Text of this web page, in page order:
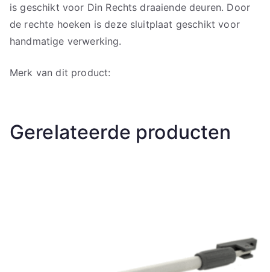
is geschikt voor Din Rechts draaiende deuren. Door
de rechte hoeken is deze sluitplaat geschikt voor
handmatige verwerking.
Merk van dit product:
Gerelateerde producten